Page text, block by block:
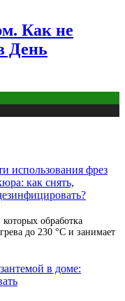
Как не
День
использования фрез
как снять,
обработка
до 230 °С и занимает
в доме: